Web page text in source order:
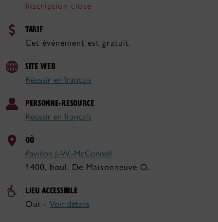
Inscription close
TARIF
Cet événement est gratuit.
SITE WEB
Réussir en français
PERSONNE-RESOURCE
Réussir en français
OÙ
Pavillon J.‐W.‐McConnell
1400, boul. De Maisonneuve O.
LIEU ACCESSIBLE
Oui - Voir détails